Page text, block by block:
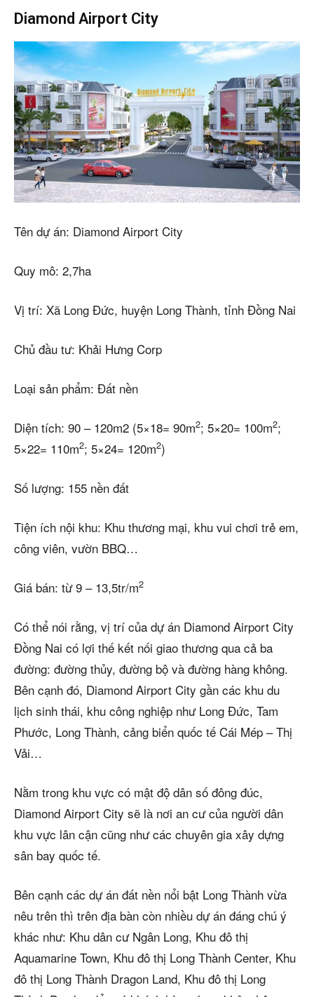
Diamond Airport City
Tên dự án: Diamond Airport City
Quy mô: 2,7ha
Vị trí: Xã Long Đức, huyện Long Thành, tỉnh Đồng Nai
Chủ đầu tư: Khải Hưng Corp
Loại sản phẩm: Đất nền
Diện tích: 90 – 120m2 (5×18= 90m2; 5×20= 100m2;
5×22= 110m2; 5×24= 120m2)
Số lượng: 155 nền đất
Tiện ích nội khu: Khu thương mại, khu vui chơi trẻ em,
công viên, vườn BBQ…
Giá bán: từ 9 – 13,5tr/m2
Có thể nói rằng, vị trí của dự án Diamond Airport City
Đồng Nai có lợi thế kết nối giao thương qua cả ba
đường: đường thủy, đường bộ và đường hàng không.
Bên cạnh đó, Diamond Airport City gần các khu du
lịch sinh thái, khu công nghiệp như Long Đức, Tam
Phước, Long Thành, cảng biển quốc tế Cái Mép – Thị
Vải…
Nằm trong khu vực có mật độ dân số đông đúc,
Diamond Airport City sẽ là nơi an cư của người dân
khu vực lân cận cũng như các chuyên gia xây dựng
sân bay quốc tế.
Bên cạnh các dự án đất nền nổi bật Long Thành vừa
nêu trên thì trên địa bàn còn nhiều dự án đáng chú ý
khác như: Khu dân cư Ngân Long, Khu đô thị
Aquamarine Town, Khu đô thị Long Thành Center, Khu
đô thị Long Thành Dragon Land, Khu đô thị Long